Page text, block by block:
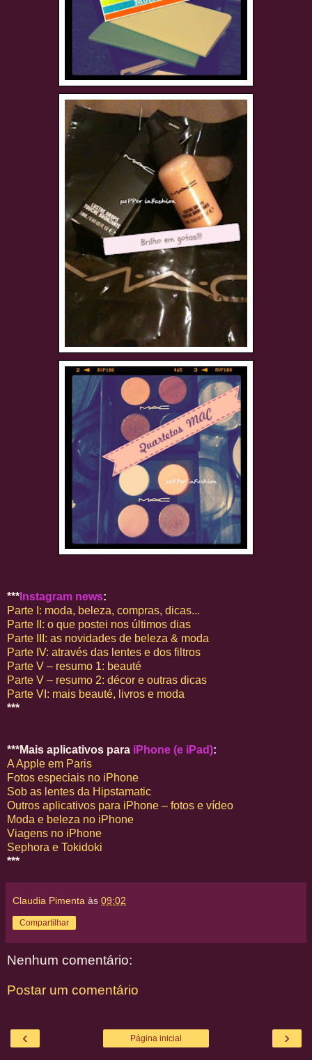
*** Instagram news:
Parte I: moda, beleza, compras, dicas...
Parte II: o que postei nos últimos dias
Parte III: as novidades de beleza & moda
Parte IV: através das lentes e dos filtros
Parte V – resumo 1: beauté
Parte V – resumo 2: décor e outras dicas
Parte VI: mais beauté, livros e moda
***
***Mais aplicativos para iPhone (e iPad):
A Apple em Paris
Fotos especiais no iPhone
Sob as lentes da Hipstamatic
Outros aplicativos para iPhone – fotos e vídeo
Moda e beleza no iPhone
Viagens no iPhone
Sephora e Tokidoki
***
Claudia Pimenta às 09:02
Compartilhar
Nenhum comentário:
Postar um comentário
‹ ›
Página inicial